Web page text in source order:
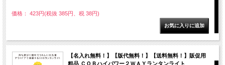
価格： 423円(税抜 385円、税 38円)
【名入れ無料！】【版代無料！】【送料無料！】販促用
粗品 ＣＯＢハイパワー２ＷＡＹランタンライト